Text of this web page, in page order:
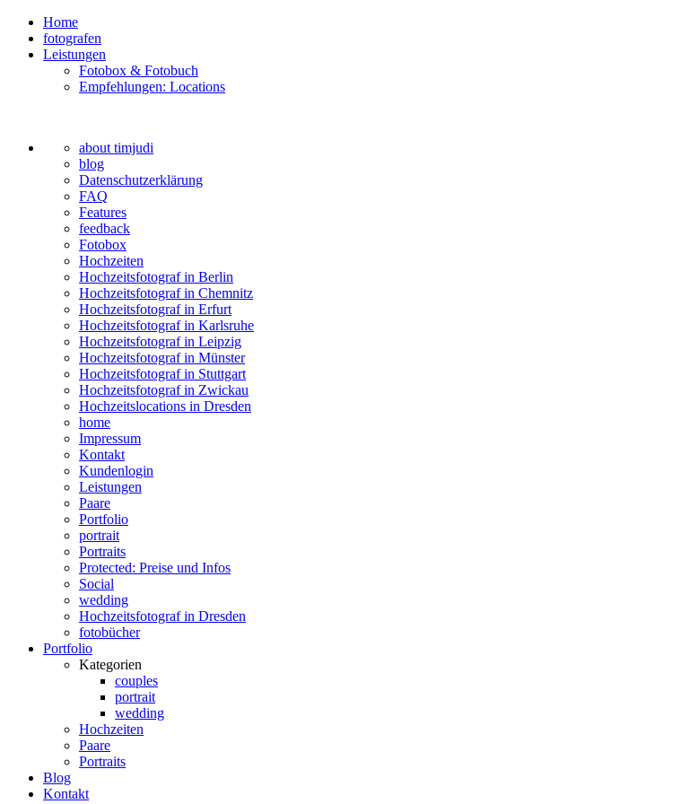
Home
fotografen
Leistungen
Fotobox & Fotobuch
Empfehlungen: Locations
about timjudi
blog
Datenschutzerklärung
FAQ
Features
feedback
Fotobox
Hochzeiten
Hochzeitsfotograf in Berlin
Hochzeitsfotograf in Chemnitz
Hochzeitsfotograf in Erfurt
Hochzeitsfotograf in Karlsruhe
Hochzeitsfotograf in Leipzig
Hochzeitsfotograf in Münster
Hochzeitsfotograf in Stuttgart
Hochzeitsfotograf in Zwickau
Hochzeitslocations in Dresden
home
Impressum
Kontakt
Kundenlogin
Leistungen
Paare
Portfolio
portrait
Portraits
Protected: Preise und Infos
Social
wedding
Hochzeitsfotograf in Dresden
fotobücher
Portfolio
Kategorien
couples
portrait
wedding
Hochzeiten
Paare
Portraits
Blog
Kontakt